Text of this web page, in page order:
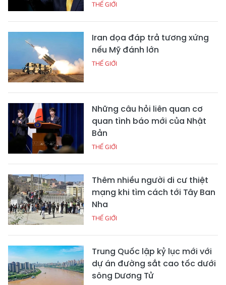
THẾ GIỚI
Iran dọa đáp trả tương xứng
nếu Mỹ đánh lớn
THẾ GIỚI
Những câu hỏi liên quan cơ
quan tình báo mới của Nhật
Bản
THẾ GIỚI
Thêm nhiều người di cư thiệt
mạng khi tìm cách tới Tây Ban
Nha
THẾ GIỚI
Trung Quốc lập kỷ lục mới với
dự án đường sắt cao tốc dưới
sông Dương Tử